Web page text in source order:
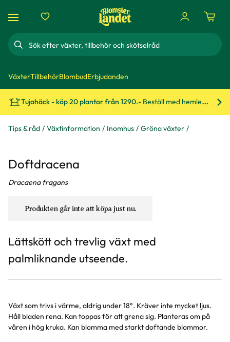
Sök
VäxterTillbehörBlombudErbjudanden
Tujahäck - köp 20 plantor från 1290.- Beställ med hemleverans!
Tips & råd Växtinformation Inomhus Gröna växter
Doftdracena
Dracaena fragans
Produkten går inte att köpa just nu.
Lättskött och trevlig växt med
palmliknande utseende.
Växt som trivs i värme, aldrig under 18°. Kräver inte mycket ljus.
Håll bladen rena. Kan toppas för att grena sig. Planteras om på
våren i hög kruka. Kan blomma med starkt doftande blommor.